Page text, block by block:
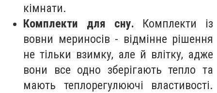
кімнати.
Комплекти для сну. Комплекти із
вовни мериносів - відмінне рішення
не тільки взимку, але й влітку, адже
вони все одно зберігають тепло та
мають теплорегулюючі властивості.